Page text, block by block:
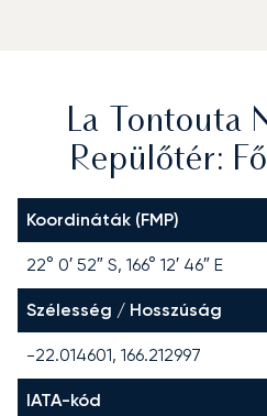
La Tontouta
Repülőtér:
Koordináták (FMP)
22° 0′ 52″ S, 166° 12′ 46″ E
Szélesség / Hosszúság
-22.014601, 166.212997
IATA-kód